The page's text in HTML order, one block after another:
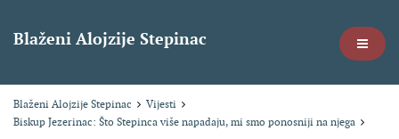
Blaženi Alojzije Stepinac
Blaženi Alojzije Stepinac
Vijesti
Biskup Jezerinac: Što Stepinca više napadaju, mi smo ponosniji na njega